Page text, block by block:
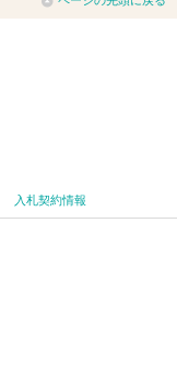
入札契約情報